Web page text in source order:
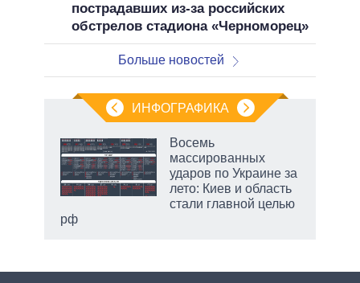
пострадавших из-за российских
обстрелов стадиона «Черноморец»
Больше новостей
ИНФОГРАФИКА
Восемь
массированных
ударов по Украине за
лето: Киев и область
стали главной целью
рф